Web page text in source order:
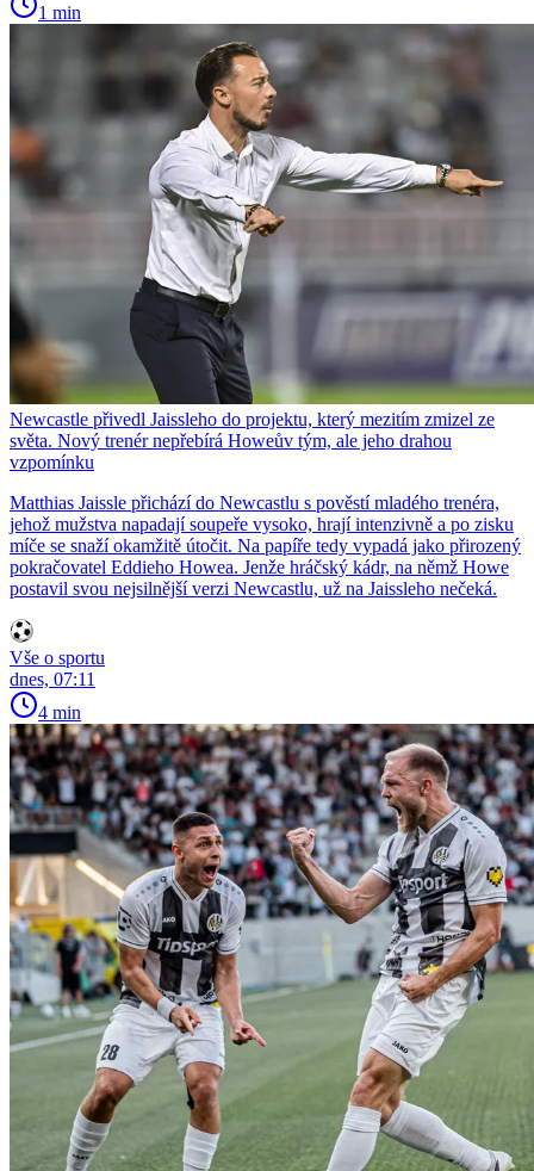
1 min
Newcastle přivedl Jaissleho do projektu, který mezitím zmizel ze
světa. Nový trenér nepřebírá Howeův tým, ale jeho drahou
vzpomínku
Matthias Jaissle přichází do Newcastlu s pověstí mladého trenéra,
jehož mužstva napadají soupeře vysoko, hrají intenzivně a po zisku
míče se snaží okamžitě útočit. Na papíře tedy vypadá jako přirozený
pokračovatel Eddieho Howea. Jenže hráčský kádr, na němž Howe
postavil svou nejsilnější verzi Newcastlu, už na Jaissleho nečeká.
Vše o sportu
dnes, 07:11
4 min